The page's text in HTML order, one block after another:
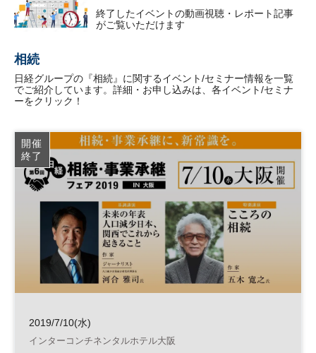
終了したイベントの動画視聴・レポート記事
がご覧いただけます
相続
日経グループの『相続』に関するイベント/セミナー情報を一覧
でご紹介しています。詳細・お申し込みは、各イベント/セミナ
ーをクリック！
開催
終了
2019/7/10(水)
インターコンチネンタルホテル大阪